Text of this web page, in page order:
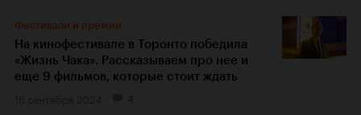
Фестивали и премии
На кинофестивале в Торонто победила
«Жизнь Чака». Рассказываем про нее и
еще 9 фильмов, которые стоит ждать